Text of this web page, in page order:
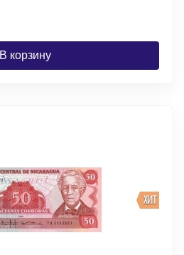
В корзину
ХИТ